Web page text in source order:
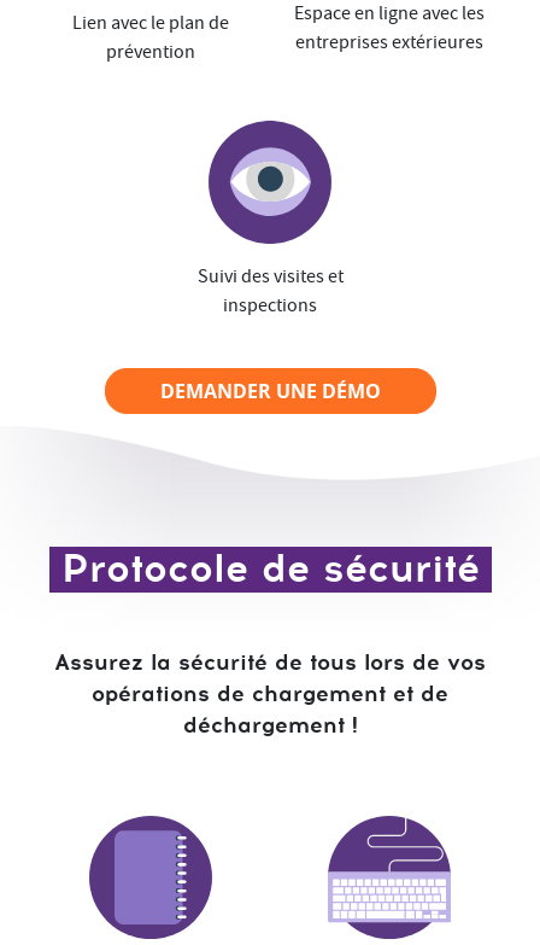
Lien avec le plan de
prévention
Espace en ligne avec les
entreprises extérieures
Suivi des visites et
inspections
DEMANDER UNE DÉMO
Protocole de sécurité
Assurez la sécurité de tous lors de vos
opérations de chargement et de
déchargement !